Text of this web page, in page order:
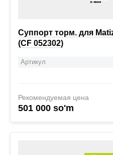
Суппорт торм. для
(CF 052302)
Артикул
Рекомендуемая цена
501 000 so'm